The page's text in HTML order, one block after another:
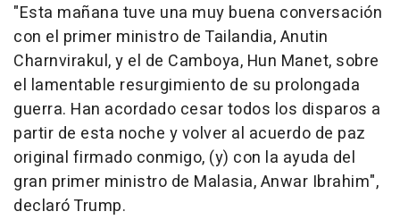
"Esta mañana tuve una muy buena conversación
con el primer ministro de Tailandia, Anutin
Charnvirakul, y el de Camboya, Hun Manet, sobre
el lamentable resurgimiento de su prolongada
guerra. Han acordado cesar todos los disparos a
partir de esta noche y volver al acuerdo de paz
original firmado conmigo, (y) con la ayuda del
gran primer ministro de Malasia, Anwar Ibrahim",
declaró Trump.